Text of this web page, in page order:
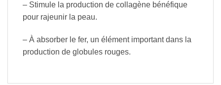
– Stimule la production de collagène bénéfique
pour rajeunir la peau.
– À absorber le fer, un élément important dans la
production de globules rouges.